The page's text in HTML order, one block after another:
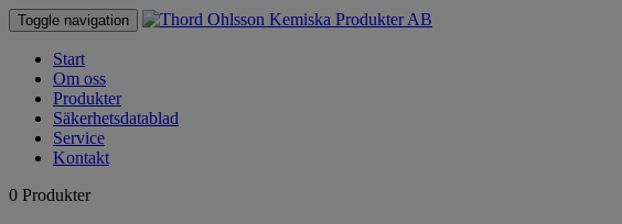
Toggle navigation
Start
Om oss
Produkter
Säkerhetsdatablad
Service
Kontakt
0 Produkter